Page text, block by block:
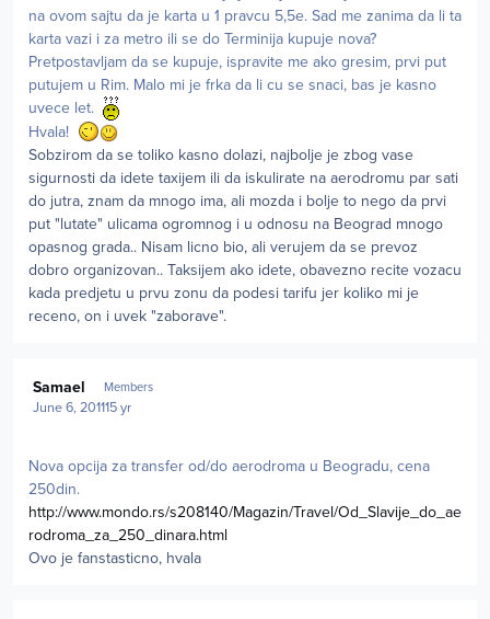
na ovom sajtu da je karta u 1 pravcu 5,5e. Sad me zanima da li ta
karta vazi i za metro ili se do Terminija kupuje nova?
Pretpostavljam da se kupuje, ispravite me ako gresim, prvi put
putujem u Rim. Malo mi je frka da li cu se snaci, bas je kasno
uvece let.
Hvala!
Sobzirom da se toliko kasno dolazi, najbolje je zbog vase
sigurnosti da idete taxijem ili da iskulirate na aerodromu par sati
do jutra, znam da mnogo ima, ali mozda i bolje to nego da prvi
put "lutate" ulicama ogromnog i u odnosu na Beograd mnogo
opasnog grada.. Nisam licno bio, ali verujem da se prevoz
dobro organizovan.. Taksijem ako idete, obavezno recite vozacu
kada predjetu u prvu zonu da podesi tarifu jer koliko mi je
receno, on i uvek "zaborave".
Samael Members
June 6, 201115 yr
Nova opcija za transfer od/do aerodroma u Beogradu, cena
250din.
http://www.mondo.rs/s208140/Magazin/Travel/Od_Slavije_do_ae
rodroma_za_250_dinara.html
Ovo je fanstasticno, hvala